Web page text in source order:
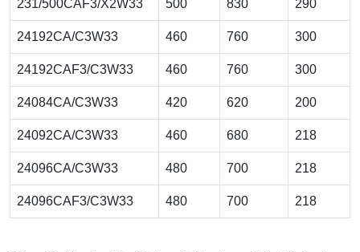
231/500CAF3/X2W33 500 830 290
24192CA/C3W33 460 760 300
24192CAF3/C3W33 460 760 300
24084CA/C3W33 420 620 200
24092CA/C3W33 460 680 218
24096CA/C3W33 480 700 218
24096CAF3/C3W33 480 700 218